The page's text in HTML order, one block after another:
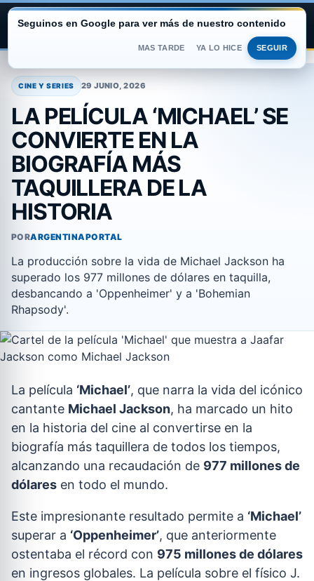
contenido
ARGENTINA PORTAL
CINE Y SERIES 29 JUNIO, 2026
LA PELÍCULA ‘MICHAEL’ SE
CONVIERTE EN LA
BIOGRAFÍA MÁS
TAQUILLERA DE LA
HISTORIA
PORARGENTINAPORTAL
La producción sobre la vida de Michael Jackson ha
superado los 977 millones de dólares en taquilla,
desbancando a 'Oppenheimer' y a 'Bohemian
Rhapsody'.
La película ‘Michael’, que narra la vida del icónico
cantante Michael Jackson, ha marcado un hito
en la historia del cine al convertirse en la
biografía más taquillera de todos los tiempos,
alcanzando una recaudación de 977 millones de
dólares en todo el mundo.
Este impresionante resultado permite a ‘Michael’
superar a ‘Oppenheimer’, que anteriormente
ostentaba el récord con 975 millones de dólares
en ingresos globales. La película sobre el físico J.
Seguinos en Google para ver más de nuestro contenido
MAS TARDE YA LO HICE SEGUIR